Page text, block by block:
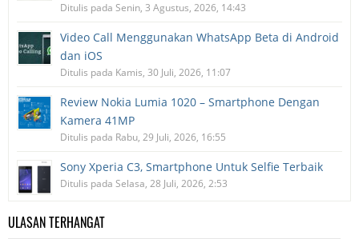
Ditulis pada Senin, 3 Agustus, 2026, 14:43
Video Call Menggunakan WhatsApp Beta di Android
dan iOS
Ditulis pada Kamis, 30 Juli, 2026, 11:07
Review Nokia Lumia 1020 – Smartphone Dengan
Kamera 41MP
Ditulis pada Rabu, 29 Juli, 2026, 16:55
Sony Xperia C3, Smartphone Untuk Selfie Terbaik
Ditulis pada Selasa, 28 Juli, 2026, 2:53
ULASAN TERHANGAT